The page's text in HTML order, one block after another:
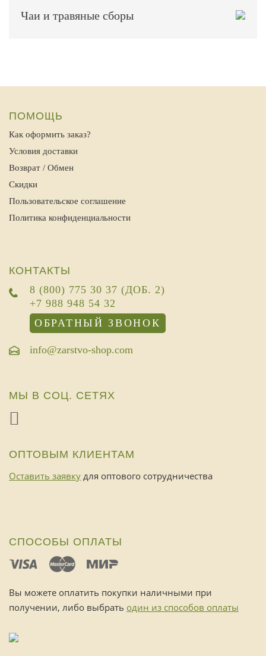
Чаи и травяные сборы
ПОМОЩЬ
Как оформить заказ?
Условия доставки
Возврат / Обмен
Скидки
Пользовательское соглашение
Политика конфиденциальности
КОНТАКТЫ
8 (800) 775 30 37 (ДОБ. 2)
+7 988 948 54 32
ОБРАТНЫЙ ЗВОНОК
info@zarstvo-shop.com
МЫ В СОЦ. СЕТЯХ
ОПТОВЫМ КЛИЕНТАМ
Оставить заявку для оптового сотрудничества
СПОСОБЫ ОПЛАТЫ
Вы можете оплатить покупки наличными при
получении, либо выбрать один из способов оплаты